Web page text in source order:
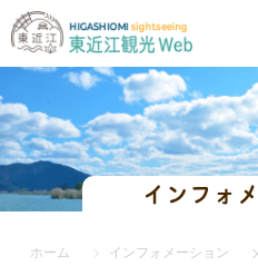
インフォ
ホーム インフォメーション